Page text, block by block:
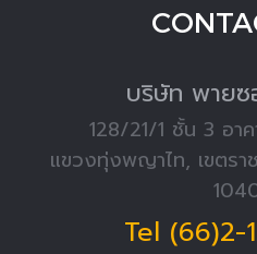
บริษัท พาย
128/21/1 ชั้น 3 อา
แขวงทุ่งพญาไท, เขตรา
Tel (66)2-